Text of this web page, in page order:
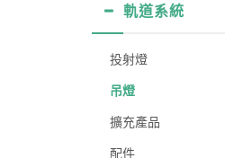
軌道系統
投射燈
吊燈
擴充產品
配件